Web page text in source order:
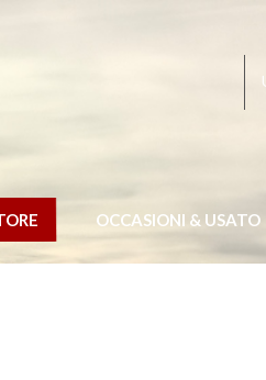
OCCASIONI & USATO